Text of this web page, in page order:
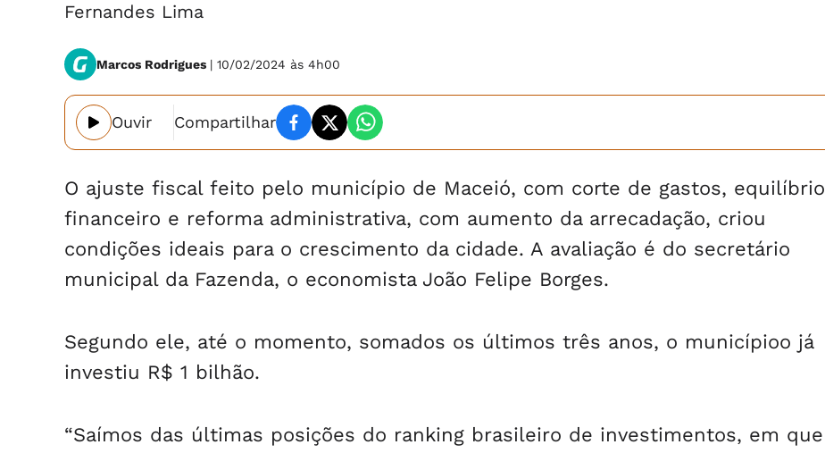
Fernandes Lima
Marcos Rodrigues | 10/02/2024 às 4h00
Ouvir Compartilhar
O ajuste fiscal feito pelo município de Maceió, com corte de gastos, equilíbrio
financeiro e reforma administrativa, com aumento da arrecadação, criou
condições ideais para o crescimento da cidade. A avaliação é do secretário
municipal da Fazenda, o economista João Felipe Borges.
Segundo ele, até o momento, somados os últimos três anos, o municípioo já
investiu R$ 1 bilhão.
“Saímos das últimas posições do ranking brasileiro de investimentos, em que